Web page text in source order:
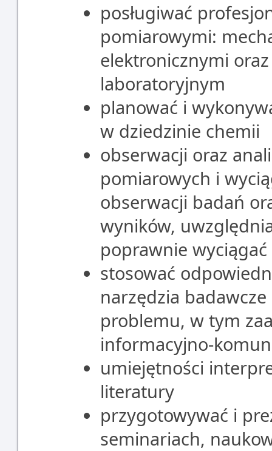
posługiwać
pomiarowymi:
elektronicznymi
laboratoryjnym
planować i
w dziedzinie chemii
obserwacji oraz
pomiarowych i
obserwacji badań
wyników,
poprawnie
stosować
narzędzia
problemu, w tym
informacyjno-
umiejętności
literatury
przygotowywać i
seminariach,